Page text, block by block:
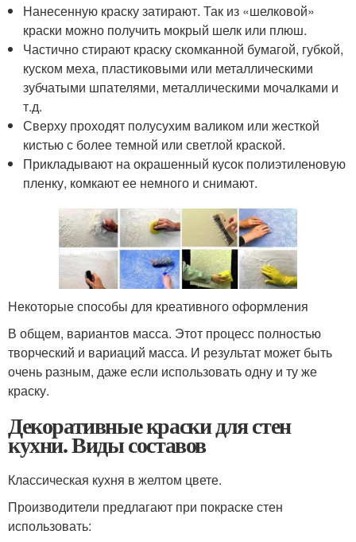
Нанесенную краску затирают. Так из «шелковой»
краски можно получить мокрый шелк или плюш.
Частично стирают краску скомканной бумагой, губкой,
куском меха, пластиковыми или металлическими
зубчатыми шпателями, металлическими мочалками и
т.д.
Сверху проходят полусухим валиком или жесткой
кистью с более темной или светлой краской.
Прикладывают на окрашенный кусок полиэтиленовую
пленку, комкают ее немного и снимают.
Некоторые способы для креативного оформления
В общем, вариантов масса. Этот процесс полностью
творческий и вариаций масса. И результат может быть
очень разным, даже если использовать одну и ту же
краску.
Декоративные краски для стен
кухни. Виды составов
Классическая кухня в желтом цвете.
Производители предлагают при покраске стен
использовать: